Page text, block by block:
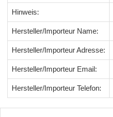
Hinweis:
Hersteller/Importeur Name:
Hersteller/Importeur Adresse:
Hersteller/Importeur Email:
Hersteller/Importeur Telefon: